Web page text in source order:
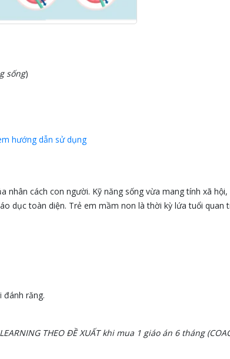
sống)
hướng dẫn sử dụng
nhân cách con người. Kỹ năng sống vừa mang tính xã
dục toàn diện. Trẻ em mầm non là thời kỳ lứa tuổi
đánh răng.
THEO ĐỀ XUẤT khi mua 1 giáo án 6 tháng